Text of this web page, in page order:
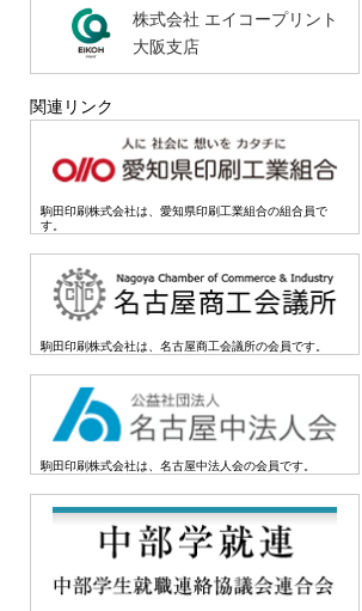
株式会社 エイコープリント
大阪支店
関連リンク
駒田印刷株式会社は、愛知県印刷工業組合の組合員で
す。
駒田印刷株式会社は、名古屋商工会議所の会員です。
駒田印刷株式会社は、名古屋中法人会の会員です。